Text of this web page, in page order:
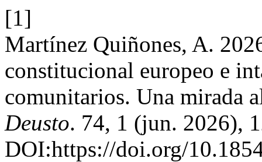
[1]
Martínez Quiñones, A.
constitucional europeo e
comunitarios. Una mirada
Deusto. 74, 1 (jun. 2026),
DOI:https://doi.org/